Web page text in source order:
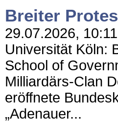
Breiter
29.07.2026,
Universität Köln:
School of
Milliardärs-Clan
eröffnete
„Adenauer...